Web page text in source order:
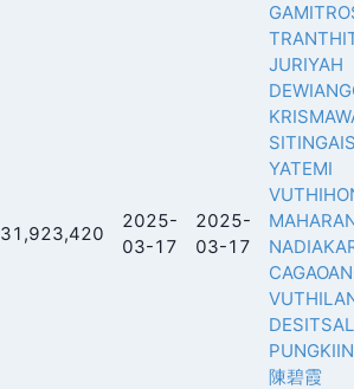
31,923,420
2025-
03-17
2025-
03-17
JURIYAH
YATEMI
陳碧霞